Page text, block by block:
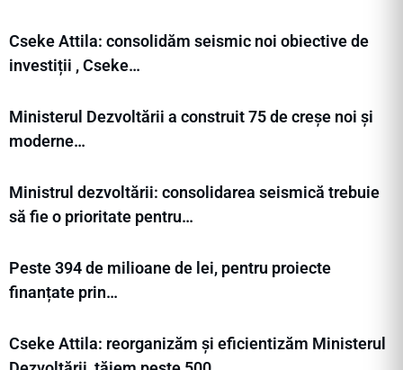
Cseke Attila: consolidăm seismic noi obiective de
investiții , Cseke…
Ministerul Dezvoltării a construit 75 de creșe noi și
moderne…
Ministrul dezvoltării: consolidarea seismică trebuie
să fie o prioritate pentru…
Peste 394 de milioane de lei, pentru proiecte
finanțate prin…
Cseke Attila: reorganizăm și eficientizăm Ministerul